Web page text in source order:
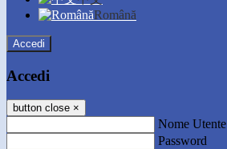
Română
Accedi
Accedi
button close ×
Nome Utente
Password